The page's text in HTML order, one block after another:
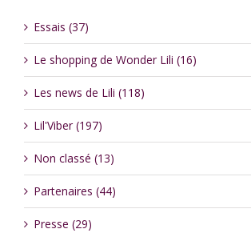
Essais (37)
Le shopping de Wonder Lili (16)
Les news de Lili (118)
Lil'Viber (197)
Non classé (13)
Partenaires (44)
Presse (29)